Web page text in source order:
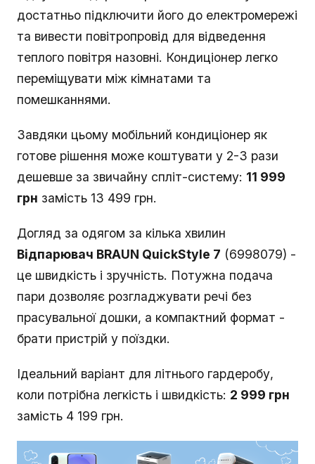
достатньо підключити його до електромережі
та вивести повітропровід для відведення
теплого повітря назовні. Кондиціонер легко
переміщувати між кімнатами та
помешканнями.
Завдяки цьому мобільний кондиціонер як
готове рішення може коштувати у 2-3 рази
дешевше за звичайну спліт-систему: 11 999
грн замість 13 499 грн.
Догляд за одягом за кілька хвилин
Відпарювач BRAUN QuickStyle 7 (6998079) -
це швидкість і зручність. Потужна подача
пари дозволяє розгладжувати речі без
прасувальної дошки, а компактний формат -
брати пристрій у поїздки.
Ідеальний варіант для літнього гардеробу,
коли потрібна легкість і швидкість: 2 999 грн
замість 4 199 грн.